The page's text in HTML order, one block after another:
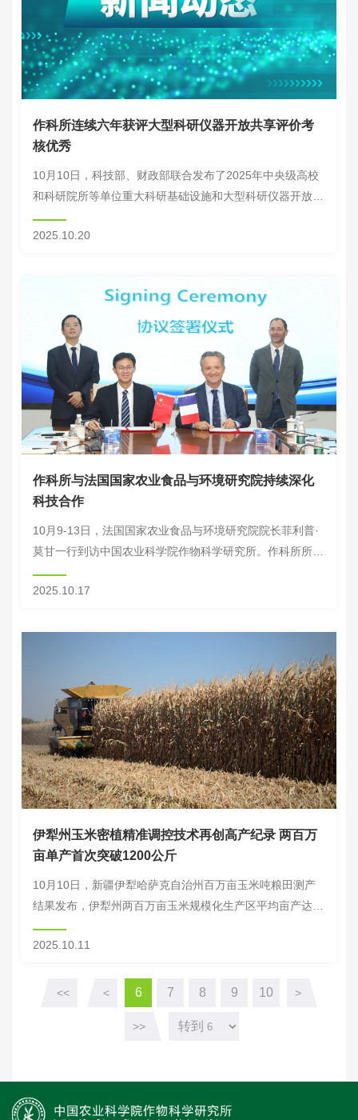
作科所连续六年获评大型科研仪器开放共享评价考
核优秀
10月10日，科技部、财政部联合发布了2025年中央级高校
和科研院所等单位重大科研基础设施和大型科研仪器开放共
享评价考核结果，中国农业科学院作物科学研究所在全国
344个单位中以全国第5名的成绩再次获评...
2025.10.20
作科所与法国国家农业食品与环境研究院持续深化
科技合作
10月9-13日，法国国家农业食品与环境研究院院长菲利普·
莫甘一行到访中国农业科学院作物科学研究所。作科所所长
周文彬与莫甘院长分别代表双方签署了新一期中法小麦基因
组学与育种联合实验室续签意向书。中国农...
2025.10.17
伊犁州玉米密植精准调控技术再创高产纪录 两百万
亩单产首次突破1200公斤
10月10日，新疆伊犁哈萨克自治州百万亩玉米吨粮田测产
结果发布，伊犁州两百万亩玉米规模化生产区平均亩产达
1209.1公斤，创全球范围内玉米两百万亩高产纪录，并再次
刷新百亩至百万亩五个层次的全国玉米大面...
2025.10.11
<< < 6 7 8 9 10 >
>> 转到